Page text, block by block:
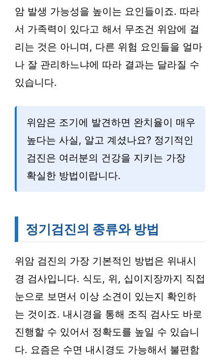
암 발생 가능성을 높이는 요인들이죠. 따라
서 가족력이 있다고 해서 무조건 위암에 걸
리는 것은 아니며, 다른 위험 요인들을 얼마
나 잘 관리하느냐에 따라 결과는 달라질 수
있습니다.
위암은 조기에 발견하면 완치율이 매우
높다는 사실, 알고 계셨나요? 정기적인
검진은 여러분의 건강을 지키는 가장
확실한 방법이랍니다.
정기검진의 종류와 방법
위암 검진의 가장 기본적인 방법은 위내시
경 검사입니다. 식도, 위, 십이지장까지 직접
눈으로 보면서 이상 소견이 있는지 확인하
는 것이죠. 내시경을 통해 조직 검사도 바로
진행할 수 있어서 정확도를 높일 수 있습니
다. 요즘은 수면 내시경도 가능해서 불편함